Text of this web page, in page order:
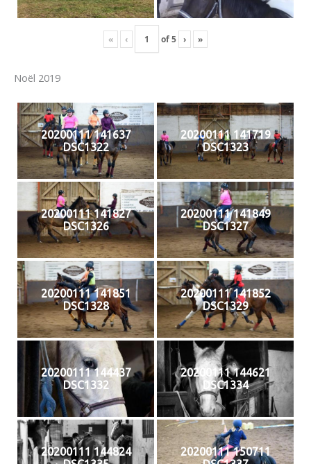
« ‹ of5 › »
Noël 2019
20200111 141637
DSC1322
20200111 141719
DSC1323
20200111 141827
DSC1326
20200111 141849
DSC1327
20200111 141851
DSC1328
20200111 141852
DSC1329
20200111 144437
DSC1332
20200111 144621
DSC1334
20200111 144824
20200111 150711